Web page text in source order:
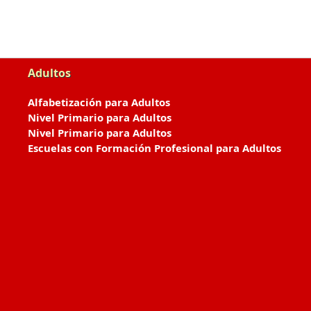
Adultos
Alfabetización para Adultos
Nivel Primario para Adultos
Nivel Primario para Adultos
Escuelas con Formación Profesional para Adultos